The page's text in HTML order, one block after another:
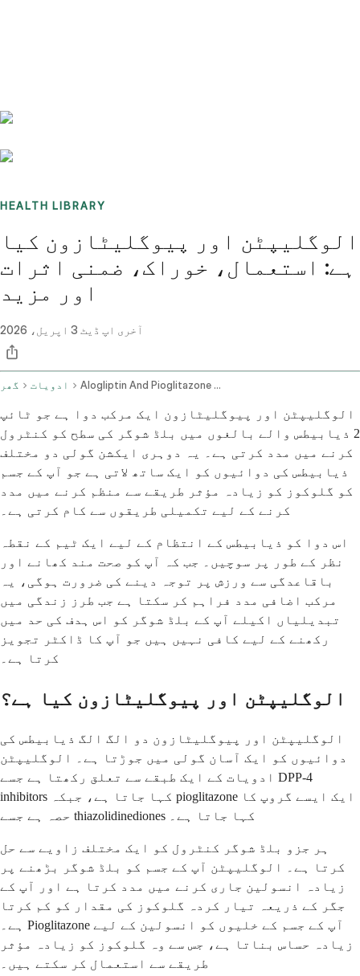
HEALTH LIBRARY
الوگلیپٹن اور پیوگلیٹازون کیا
ہے: استعمال، خوراک، ضمنی اثرات
اور مزید
آخری اپ ڈیٹ 3 اپریل، 2026
گھر ادویات Alogliptin And Pioglitazone Oral Route
الوگلیپٹن اور پیوگلیٹازون ایک مرکب دوا ہے جو ٹائپ
2 ذیابیطس والے بالغوں میں بلڈ شوگر کی سطح کو کنٹرول
کرنے میں مدد کرتی ہے۔ یہ دوہری ایکشن گولی دو مختلف
ذیابیطس کی دوائیوں کو ایک ساتھ لاتی ہے جو آپ کے جسم
کو گلوکوز کو زیادہ مؤثر طریقے سے منظم کرنے میں مدد
کرنے کے لیے تکمیلی طریقوں سے کام کرتی ہے۔
اس دوا کو ذیابیطس کے انتظام کے لیے ایک ٹیم کے نقطہ
نظر کے طور پر سوچیں۔ جب کہ آپ کو صحت مند کھانے اور
باقاعدگی سے ورزش پر توجہ دینے کی ضرورت ہوگی، یہ
مرکب اضافی مدد فراہم کر سکتا ہے جب طرز زندگی میں
تبدیلیاں اکیلے آپ کے بلڈ شوگر کو اس ہدف کی حد میں
رکھنے کے لیے کافی نہیں ہیں جو آپ کا ڈاکٹر تجویز
کرتا ہے۔
الوگلیپٹن اور پیوگلیٹازون کیا ہے؟
الوگلیپٹن اور پیوگلیٹازون دو الگ الگ ذیابیطس کی
دوائیوں کو ایک آسان گولی میں جوڑتا ہے۔ الوگلیپٹن
ادویات کے ایک طبقے سے تعلق رکھتا ہے جسے DPP-4
inhibitors کہا جاتا ہے، جبکہ pioglitazone ایک ایسے گروپ کا
حصہ ہے جسے thiazolidinediones کہا جاتا ہے۔
ہر جزو بلڈ شوگر کنٹرول کو ایک مختلف زاویے سے حل
کرتا ہے۔ الوگلیپٹن آپ کے جسم کو بلڈ شوگر بڑھنے پر
زیادہ انسولین جاری کرنے میں مدد کرتا ہے اور آپ کے
جگر کے ذریعہ تیار کردہ گلوکوز کی مقدار کو کم کرتا
ہے۔ Pioglitazone آپ کے جسم کے خلیوں کو انسولین کے لیے
زیادہ حساس بناتا ہے، جس سے وہ گلوکوز کو زیادہ مؤثر
طریقے سے استعمال کر سکتے ہیں۔